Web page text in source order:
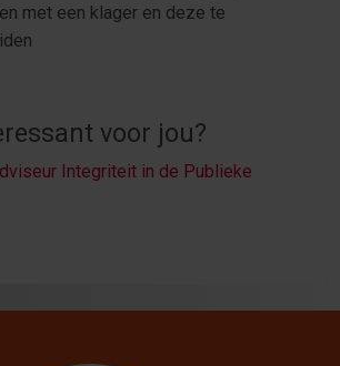
met een klager en deze te
voor jou?
Integriteit in de Publieke